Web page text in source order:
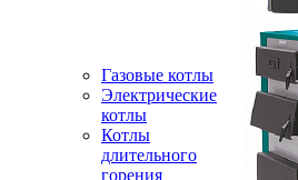
Газовые котлы
Электрические
котлы
Котлы
длительного
горения